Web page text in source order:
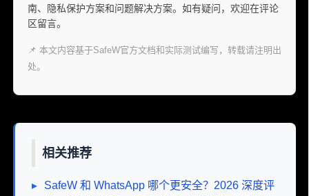
南、隐私保护方案和问题解决方案。如有疑问，欢迎在评论
区留言。
📌 本文内容基于SafeW官方文档和实际测试编写，转载请注明出
处。
相关推荐
▸
SafeW 和 WhatsApp 哪个更安全？2026 深度评